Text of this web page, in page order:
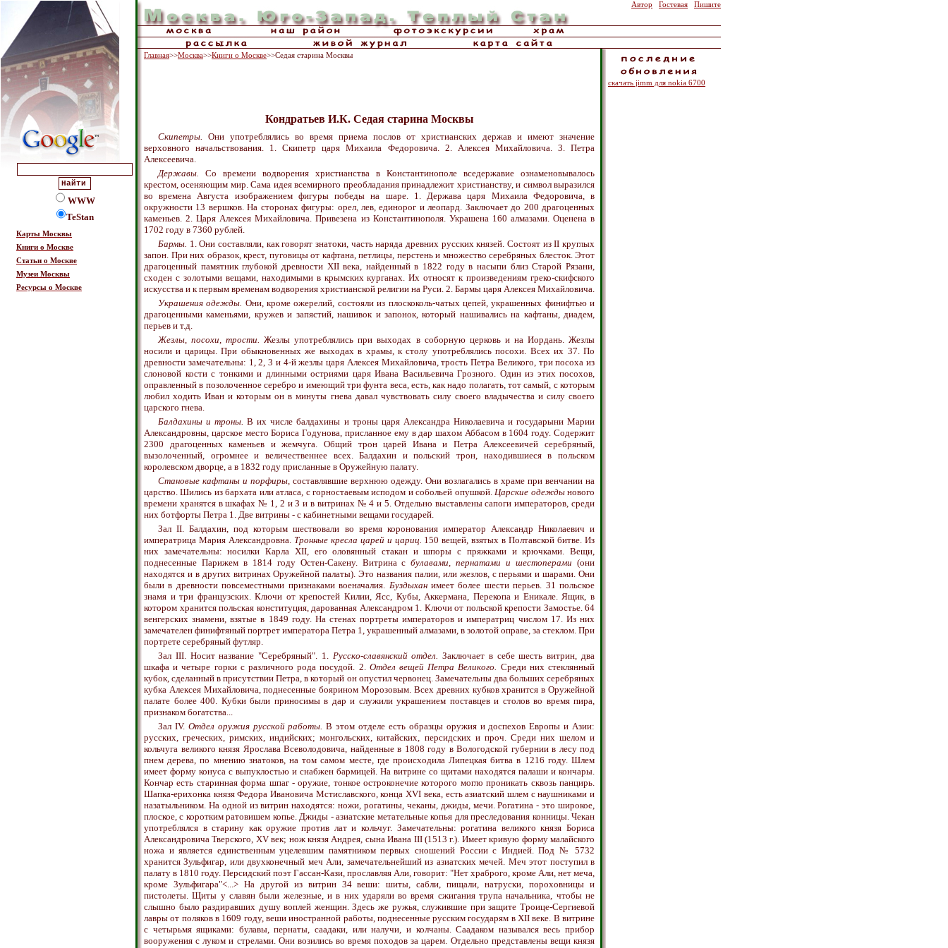
Автор Гостевая Пишите
WWW
TeStan
Карты Москвы
Книги о Москве
Статьи о Москве
Музеи Москвы
Ресурсы о Москве
Главная>>Москва>>Книги о Москве>>Седая старина Москвы
Кондратьев И.К. Седая старина Москвы
Скипетры. Они употреблялись во время приема послов от христианских держав и имеют значение
верховного начальствования. 1. Скипетр царя Михаила Федоровича. 2. Алексея Михайловича. 3. Петра
Алексеевича.
Державы. Со времени водворения христианства в Константинополе вседержавие ознаменовывалось
крестом, осеняющим мир. Сама идея всемирного преобладания принадлежит христианству, и символ выразился
во времена Августа изображением фигуры победы на шаре. 1. Держава царя Михаила Федоровича, в
окружности 13 вершков. На сторонах фигуры: орел, лев, единорог и леопард. Заключает до 200 драгоценных
каменьев. 2. Царя Алексея Михайловича. Привезена из Константинополя. Украшена 160 алмазами. Оценена в
1702 году в 7360 рублей.
Бармы. 1. Они составляли, как говорят знатоки, часть наряда древних русских князей. Состоят из II круглых
запон. При них образок, крест, пуговицы от кафтана, петлицы, перстень и множество серебряных блесток. Этот
драгоценный памятник глубокой древности XII века, найденный в 1822 году в насыпи близ Старой Рязани,
сходен с золотыми вещами, находимыми в крымских курганах. Их относят к произведениям греко-скифского
искусства и к первым временам водворения христианской религии на Руси. 2. Бармы царя Алексея Михайловича.
Украшения одежды. Они, кроме ожерелий, состояли из плоскоколь-чатых цепей, украшенных финифтью и
драгоценными каменьями, кружев и запястий, нашивок и запонок, который нашивались на кафтаны, диадем,
перьев и т.д.
Жезлы, посохи, трости. Жезлы употреблялись при выходах в соборную церковь и на Иордань. Жезлы
носили и царицы. При обыкновенных же выходах в храмы, к столу употреблялись посохи. Всех их 37. По
древности замечательны: 1, 2, 3 и 4-й жезлы царя Алексея Михайловича, трость Петра Великого, три посоха из
слоновой кости с тонкими и длинными остриями царя Ивана Васильевича Грозного. Один из этих посохов,
оправленный в позолоченное серебро и имеющий три фунта веса, есть, как надо полагать, тот самый, с которым
любил ходить Иван и которым он в минуты гнева давал чувствовать силу своего владычества и силу своего
царского гнева.
Балдахины и троны. В их числе балдахины и троны царя Александра Николаевича и государыни Марии
Александровны, царское место Бориса Годунова, присланное ему в дар шахом Аббасом в 1604 году. Содержит
2300 драгоценных каменьев и жемчуга. Общий трон царей Ивана и Петра Алексеевичей серебряный,
вызолоченный, огромнее и величественнее всех. Балдахин и польский трон, находившиеся в польском
королевском дворце, а в 1832 году присланные в Оружейную палату.
Становые кафтаны и порфиры, составлявшие верхнюю одежду. Они возлагались в храме при венчании на
царство. Шились из бархата или атласа, с горностаевым исподом и собольей опушкой.Царские одеждынового
времени хранятся в шкафах № 1, 2 и З и в витринах № 4 и 5. Отдельно выставлены сапоги императоров, среди
них ботфорты Петра 1. Две витрины - с кабинетными вещами государей.
Зал II. Балдахин, под которым шествовали во время коронования император Александр Николаевич и
императрица Мария Александровна. Тронные кресла царей и цариц. 150 вещей, взятых в Полтавской битве. Из
них замечательны: носилки Карла XII, его оловянный стакан и шпоры с пряжками и крючками. Вещи,
поднесенные Парижем в 1814 году Остен-Сакену. Витрина сбулавами, пернатами и шестоперами (они
находятся и в других витринах Оружейной палаты). Это названия палии, или жезлов, с перьями и шарами. Они
были в древности повсеместными признаками военачалия. Буздыханимеет более шести перьев. 31 польское
знамя и три французских. Ключи от крепостей Килии, Ясс, Кубы, Аккермана, Перекопа и Еникале. Ящик, в
котором хранится польская конституция, дарованная Александром 1. Ключи от польской крепости Замостье. 64
венгерских знамени, взятые в 1849 году. На стенах портреты императоров и императриц числом 17. Из них
замечателен финифтяный портрет императора Петра 1, украшенный алмазами, в золотой оправе, за стеклом. При
портрете серебряный футляр.
Зал III. Носит название "Серебряный". 1. Русско-славянский отдел.Заключает в себе шесть витрин, два
шкафа и четыре горки с различного рода посудой. 2. Отдел вещей Петра Великого. Среди них стеклянный
кубок, сделанный в присутствии Петра, в который он опустил червонец. Замечательны два больших серебряных
кубка Алексея Михайловича, поднесенные боярином Морозовым. Всех древних кубков хранится в Оружейной
палате более 400. Кубки были приносимы в дар и служили украшением поставцев и столов во время пира,
признаком богатства...
Зал IV. Отдел оружия русской работы. В этом отделе есть образцы оружия и доспехов Европы и Азии:
русских, греческих, римских, индийских; монгольских, китайских, персидских и проч. Среди них шелом и
кольчуга великого князя Ярослава Всеволодовича, найденные в 1808 году в Вологодской губернии в лесу под
пнем дерева, по мнению знатоков, на том самом месте, где происходила Липецкая битва в 1216 году. Шлем
имеет форму конуса с выпуклостью и снабжен бармицей. На витрине со щитами находятся палаши и кончары.
Кончар есть старинная форма шпаг - оружие, тонкое остроконечие которого могло проникать сквозь панцирь.
Шапка-ерихонка князя Федора Ивановича Мстиславского, конца XVI века, есть азиатский шлем с наушниками и
назатыльником. На одной из витрин находятся: ножи, рогатины, чеканы, джиды, мечи. Рогатина - это широкое,
плоское, с коротким ратовишем копье. Джиды - азиатские метательные копья для преследования конницы. Чекан
употреблялся в старину как оружие против лат и кольчуг. Замечательны: рогатина великого князя Бориса
Александровича Тверского, XV век; нож князя Андрея, сына Ивана III (1513 г.). Имеет кривую форму малайского
ножа и является единственным уцелевшим памятником первых сношений России с Индией. Под № 5732
хранится Зульфигар, или двухконечный меч Али, замечательнейший из азиатских мечей. Меч этот поступил в
палату в 1810 году. Персидский поэт Гассан-Кази, прославляя Али, говорит: "Нет храброго, кроме Али, нет меча,
кроме 3ульфигара"<...> На другой из витрин 34 веши: шиты, сабли, пищали, натруски, пороховницы и
пистолеты. Щиты у славян были железные, и в них ударяли во время сжигания трупа начальника, чтобы не
слышно было раздиравших душу воплей женщин. Здесь же ружья, служившие при защите Троице-Сергиевой
лавры от поляков в 1609 году, веши иностранной работы, поднесенные русским государям в XII веке. В витрине
с четырьмя ящиками: булавы, пернаты, саадаки, или налучи, и колчаны. Саадаком назывался весь прибор
вооружения с луком и стрелами. Они возились во время походов за царем. Отдельно представлены вещи князя
скачать jimm для nokia 6700